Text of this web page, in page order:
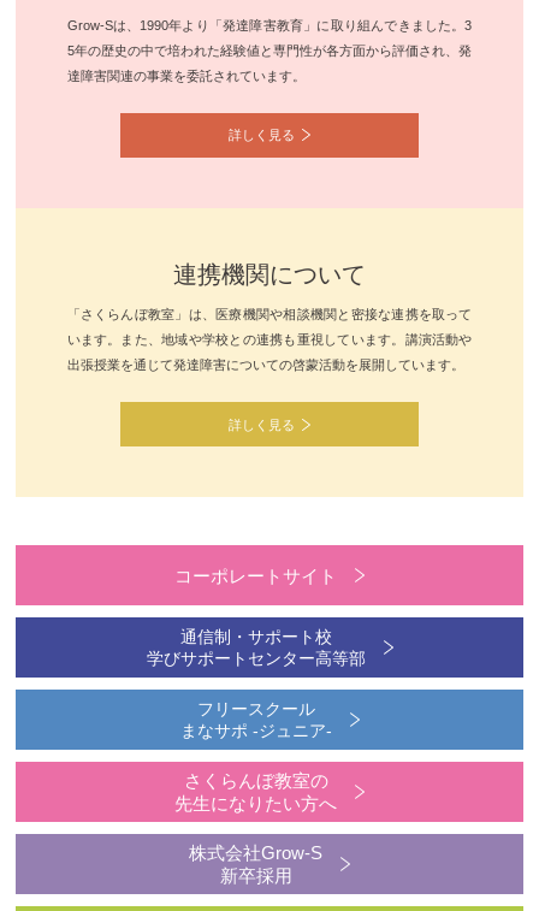
Grow-Sは、1990年より「発達障害教育」に取り組んできました。3
5年の歴史の中で培われた経験値と専門性が各方面から評価され、発
達障害関連の事業を委託されています。
詳しく見る
連携機関について
「さくらんぼ教室」は、医療機関や相談機関と密接な連携を取って
います。また、地域や学校との連携も重視しています。講演活動や
出張授業を通じて発達障害についての啓蒙活動を展開しています。
詳しく見る
コーポレートサイト
通信制・サポート校
学びサポートセンター高等部
フリースクール
まなサポ -ジュニア-
さくらんぼ教室の
先生になりたい方へ
株式会社Grow-S
新卒採用